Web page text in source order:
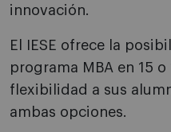
innovación.
El IESE ofrece la
programa MBA en 15
flexibilidad a sus
ambas opciones.